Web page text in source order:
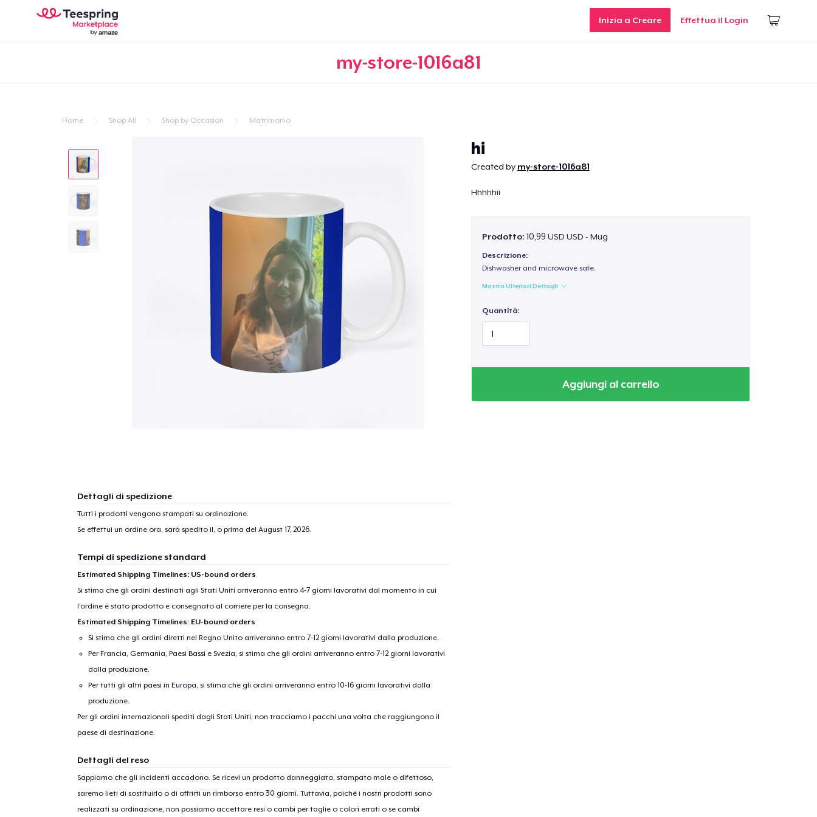
Inizia a Creare Effettua il Login
my-store-1016a81
Home Shop All Shop by Occasion Matrimonio
hi
Created by my-store-1016a81
Hhhhhii
Prodotto: 10,99 USD USD - Mug
Descrizione:
Dishwasher and microwave safe.
Mostra Ulteriori Dettagli
Quantità:
Aggiungi al carrello
Dettagli di spedizione
Tutti i prodotti vengono stampati su ordinazione.
Se effettui un ordine ora, sarà spedito il, o prima del August 17, 2026.
Tempi di spedizione standard
Estimated Shipping Timelines: US-bound orders
Si stima che gli ordini destinati agli Stati Uniti arriveranno entro 4-7 giorni lavorativi dal momento in cui
l'ordine è stato prodotto e consegnato al corriere per la consegna.
Estimated Shipping Timelines: EU-bound orders
Si stima che gli ordini diretti nel Regno Unito arriveranno entro 7-12 giorni lavorativi dalla produzione.
Per Francia, Germania, Paesi Bassi e Svezia, si stima che gli ordini arriveranno entro 7-12 giorni lavorativi
dalla produzione.
Per tutti gli altri paesi in Europa, si stima che gli ordini arriveranno entro 10-16 giorni lavorativi dalla
produzione.
Per gli ordini internazionali spediti dagli Stati Uniti, non tracciamo i pacchi una volta che raggiungono il
paese di destinazione.
Dettagli del reso
Sappiamo che gli incidenti accadono. Se ricevi un prodotto danneggiato, stampato male o difettoso,
saremo lieti di sostituirlo o di offrirti un rimborso entro 30 giorni. Tuttavia, poiché i nostri prodotti sono
realizzati su ordinazione, non possiamo accettare resi o cambi per taglie o colori errati o se cambi